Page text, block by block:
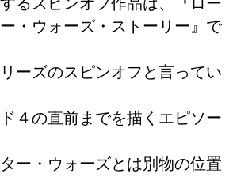
・ウォーズ・ストーリー』で
ーズのスピンオフと言ってい
４の直前までを描くエピソー
ー・ウォーズとは別物の位置